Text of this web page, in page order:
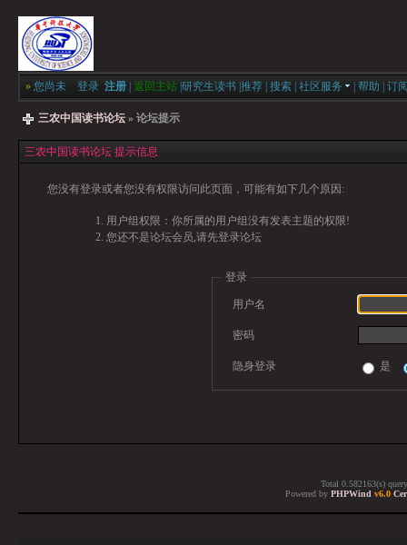
» 您尚未 登录 注册 返回主站 研究生读书 推荐 搜索 社区服务 帮助 订
三农中国读书论坛 » 论坛提示
三农中国读书论坛 提示信息
您没有登录或者您没有权限访问此页面，可能有如下几个原因:
用户组权限：你所属的用户组没有发表主题的权限!
您还不是论坛会员,请先登录论坛
登录
用户名
密码
隐身登录 是
Total 0.582163(s)
Powered by PHPWind v6.0